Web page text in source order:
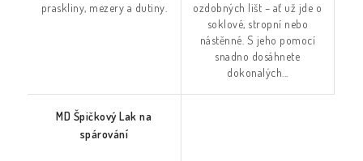
praskliny, mezery a dutiny.
ozdobných lišt – ať už jde o
soklové, stropní nebo
nástěnné. S jeho pomocí
snadno dosáhnete
dokonalých...
MD Špičkový Lak na
spárování